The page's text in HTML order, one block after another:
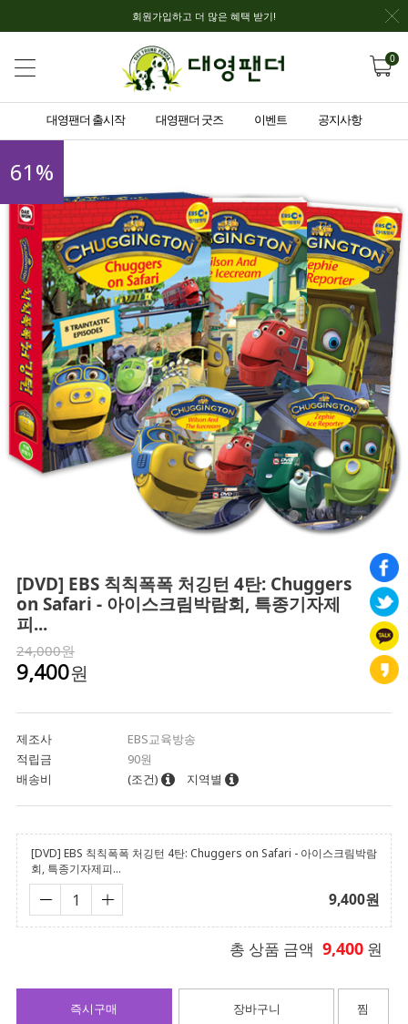
회원가입하고 더 많은 혜택 받기!
0
대영팬더 출시작 대영팬더 굿즈 이벤트 공지사항
61%
[DVD] EBS 칙칙폭폭 처깅턴 4탄: Chuggers
on Safari - 아이스크림박람회, 특종기자제
피...
24,000원
9,400원
제조사
EBS교육방송
적립금
90원
배송비
(조건) 지역별
[DVD] EBS 칙칙폭폭 처깅턴 4탄: Chuggers on Safari - 아이스크림박람
회, 특종기자제피...
9,400원
총 상품 금액 9,400 원
장바구니
즉시구매 찜